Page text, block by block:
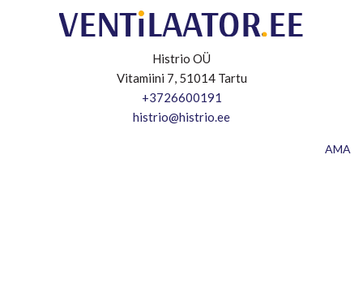
Histrio OÜ
Vitamiini 7, 51014 Tartu
+3726600191
histrio@histrio.ee
AMA